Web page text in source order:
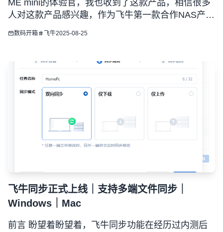
ME mini的体验官，我也收到了这款产品，相信很多
人对这款产品感兴趣，作为飞牛第一款合作NAS产
品，对比原型机零刻ME mini有哪些改变，对比自装
子，包装
数码开箱 飞牛2025-08-25
飞牛同步正式上线｜支持多端文件同步｜
Windows｜Mac
前言 盼望着盼望着，飞牛同步功能在经历过内测后